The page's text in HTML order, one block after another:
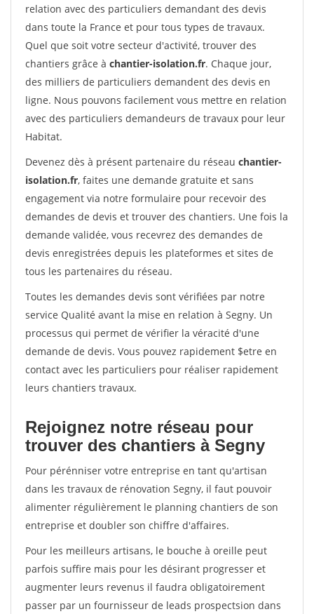
relation avec des particuliers demandant des devis
dans toute la France et pour tous types de travaux.
Quel que soit votre secteur d'activité, trouver des
chantiers grâce à chantier-isolation.fr. Chaque jour,
des milliers de particuliers demandent des devis en
ligne. Nous pouvons facilement vous mettre en relation
avec des particuliers demandeurs de travaux pour leur
Habitat.
Devenez dès à présent partenaire du réseau chantier-
isolation.fr, faites une demande gratuite et sans
engagement via notre formulaire pour recevoir des
demandes de devis et trouver des chantiers. Une fois la
demande validée, vous recevrez des demandes de
devis enregistrées depuis les plateformes et sites de
tous les partenaires du réseau.
Toutes les demandes devis sont vérifiées par notre
service Qualité avant la mise en relation à Segny. Un
processus qui permet de vérifier la véracité d'une
demande de devis. Vous pouvez rapidement $etre en
contact avec les particuliers pour réaliser rapidement
leurs chantiers travaux.
Rejoignez notre réseau pour
trouver des chantiers à Segny
Pour pérénniser votre entreprise en tant qu'artisan
dans les travaux de rénovation Segny, il faut pouvoir
alimenter régulièrement le planning chantiers de son
entreprise et doubler son chiffre d'affaires.
Pour les meilleurs artisans, le bouche à oreille peut
parfois suffire mais pour les désirant progresser et
augmenter leurs revenus il faudra obligatoirement
passer par un fournisseur de leads prospectsion dans